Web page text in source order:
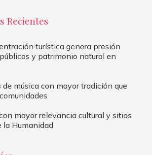
Recientes
turística genera presión
y patrimonio natural en
música con mayor tradición que
mayor relevancia cultural y sitios
la Humanidad